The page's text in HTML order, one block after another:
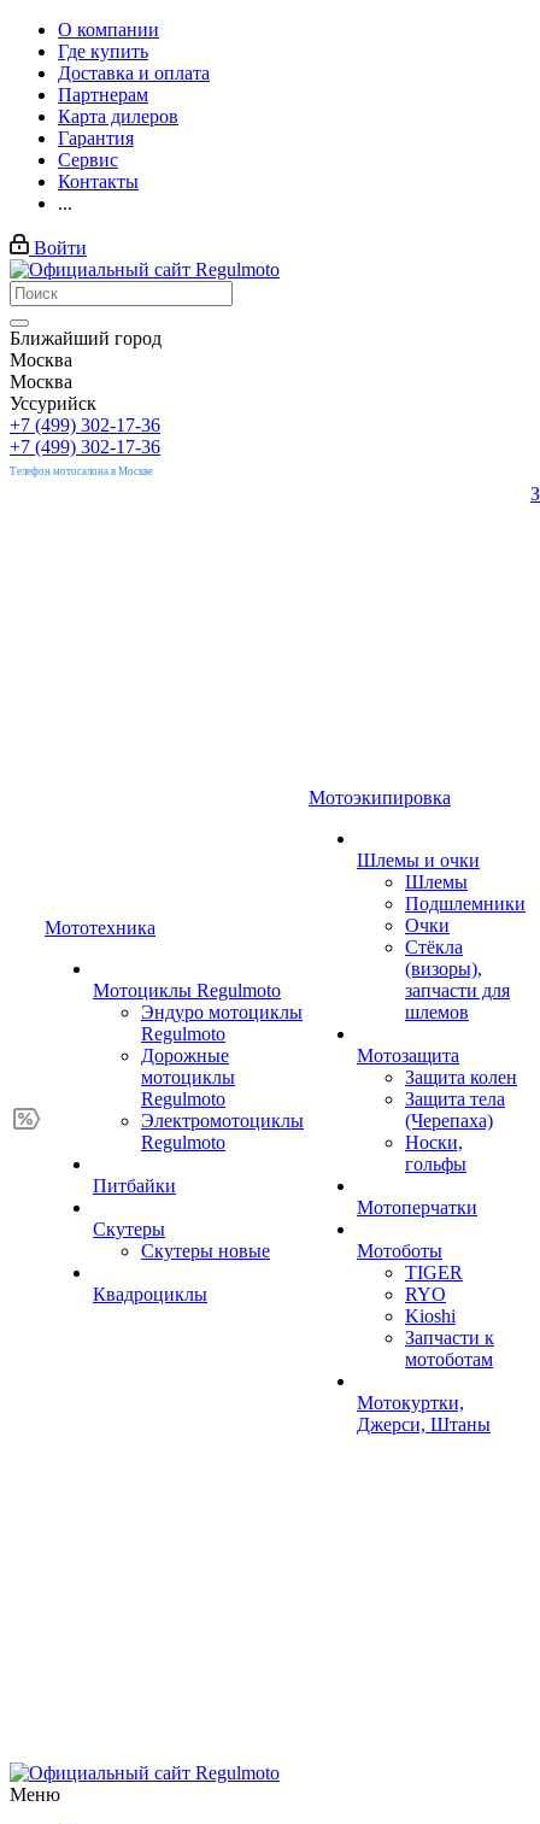
О компании
Где купить
Доставка и оплата
Партнерам
Карта дилеров
Гарантия
Сервис
Контакты
...
Войти
Ближайший город
Москва
Москва
Уссурийск
+7 (499) 302-17-36
+7 (499) 302-17-36
Телефон мотосалона в Москве
Мототехника
Мотоциклы Regulmoto
Эндуро мотоциклы
Regulmoto
Дорожные
мотоциклы
Regulmoto
Электромотоциклы
Regulmoto
Питбайки
Скутеры
Скутеры новые
Квадроциклы
Мотоэкипировка
Шлемы и очки
Шлемы
Подшлемники
Очки
Стёкла
(визоры),
запчасти для
шлемов
Мотозащита
Защита колен
Защита тела
(Черепаха)
Носки,
гольфы
Мотоперчатки
Мотоботы
TIGER
RYO
Kioshi
Запчасти к
мотоботам
Мотокуртки,
Джерси, Штаны
Меню